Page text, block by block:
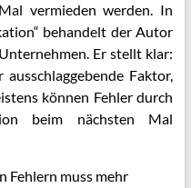
vermieden werden. In
behandelt der Autor
Er stellt klar:
Faktor,
können Fehler durch
beim nächsten Mal
Fehlern muss mehr